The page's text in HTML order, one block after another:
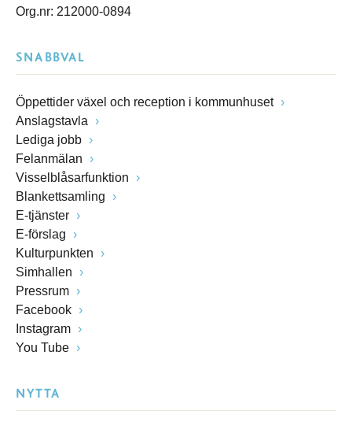
Org.nr: 212000-0894
SNABBVAL
Öppettider växel och reception i kommunhuset
Anslagstavla
Lediga jobb
Felanmälan
Visselblåsarfunktion
Blankettsamling
E-tjänster
E-förslag
Kulturpunkten
Simhallen
Pressrum
Facebook
Instagram
You Tube
NYTTA